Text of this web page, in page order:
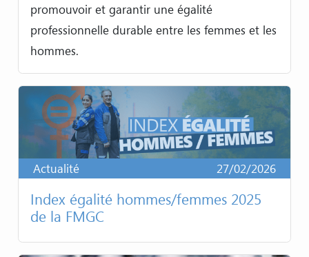
promouvoir et garantir une égalité
professionnelle durable entre les femmes et les
hommes.
Actualité 27/02/2026
Index égalité hommes/femmes 2025
de la FMGC